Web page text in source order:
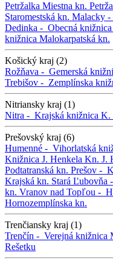
Petržalka Miestna kn.
Staromestská kn. Malacky -
Dedinka - Obecná knižnica
knižnica Malokarpatská kn.
Košický kraj (2)
Rožňava - Gemerská
Trebišov - Zemplínska
Nitriansky kraj (1)
Nitra - Krajská knižnica
Prešovský kraj (6)
Humenné - Vihorlatská
Knižnica J. Henkela Kn. J.
Podtatranská kn. Prešov -
Krajská kn. Stará Ľubovňa -
kn. Vranov nad Topľou -
Hornozemplínska kn.
Trenčiansky kraj (1)
Trenčín - Verejná knižnica
Rešetku